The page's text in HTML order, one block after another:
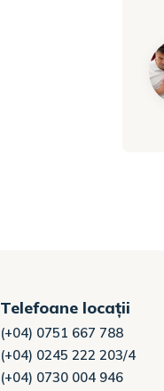
Telefoane locații
(+04) 0751 667 788
(+04) 0245 222 203/4
(+04) 0730 004 946